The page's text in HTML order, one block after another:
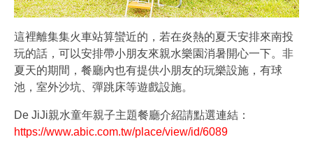
這裡離集集火車站算蠻近的，若在炎熱的夏天安排來南投
玩的話，可以安排帶小朋友來親水樂園消暑開心一下。非
夏天的期間，餐廳內也有提供小朋友的玩樂設施，有球
池，室外沙坑、彈跳床等遊戲設施。
De JiJi親水童年親子主題餐廳介紹請點選連結：
https://www.abic.com.tw/place/view/id/6089